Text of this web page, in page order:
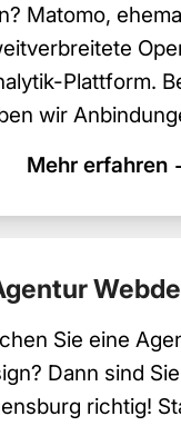
Matomo,
Plattform.
wir
Mehr erfahren
Sie eine
Dann sind
richtig!